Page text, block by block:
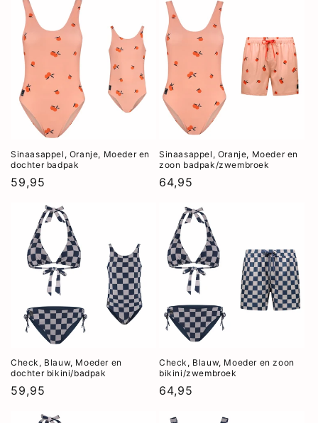
Sinaasappel, Oranje, Moeder en
dochter badpak
Normale
59,95
Sinaasappel, Oranje, Moeder en
zoon badpak/zwembroek
Normale
64,95
Check, Blauw, Moeder en
dochter bikini/badpak
Normale
59,95
Check, Blauw, Moeder en zoon
bikini/zwembroek
Normale
64,95